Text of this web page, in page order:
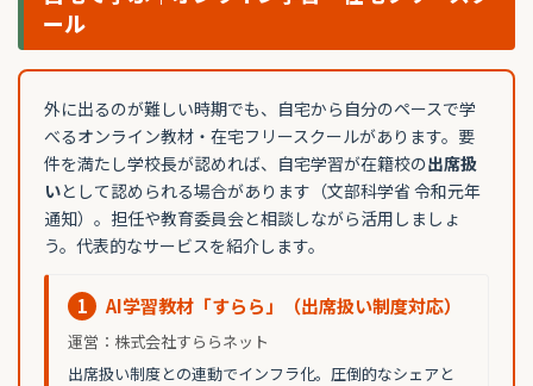
ール
外に出るのが難しい時期でも、自宅から自分のペースで学
べるオンライン教材・在宅フリースクールがあります。要
件を満たし学校長が認めれば、自宅学習が在籍校の出席扱
いとして認められる場合があります（文部科学省 令和元年
通知）。担任や教育委員会と相談しながら活用しましょ
う。代表的なサービスを紹介します。
1 AI学習教材「すらら」（出席扱い制度対応）
運営：株式会社すららネット
出席扱い制度との連動でインフラ化。圧倒的なシェアと